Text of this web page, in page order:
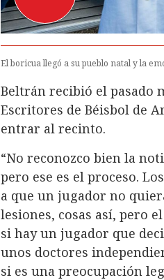
El boricua llegó a su pueblo natal y la
Beltrán recibió el pasado
Escritores de Béisbol de
entrar al recinto.
“No reconozco bien la
pero ese es el proceso.
a que un jugador no
lesiones, cosas así, pero
si hay un jugador que
unos doctores
si es una preocupación